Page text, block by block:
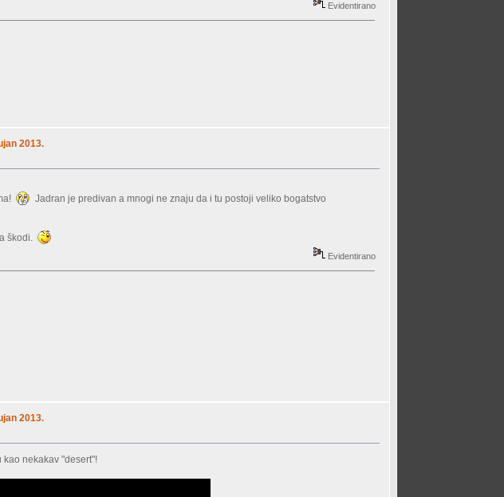
Evidentirano
2013.
Jadran je predivan a mnogi ne znaju da i tu postoji veliko bogatstvo
škodi.
Evidentirano
2013.
nekakav "desert"!